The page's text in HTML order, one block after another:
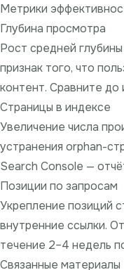
Метрики
Глубина просмотра
Рост средней
признак того, что
контент. Сравните до
Страницы в индексе
Увеличение числа
устранения orphan-
Search Console —
Позиции по запросам
Укрепление позиций
внутренние ссылки.
течение 2–4 недель
Связанные материалы